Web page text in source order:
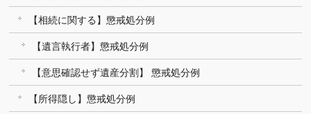
【相続に関する】懲戒処分例
【遺言執行者】懲戒処分例
【意思確認せず遺産分割】 懲戒処分例
【所得隠し】懲戒処分例